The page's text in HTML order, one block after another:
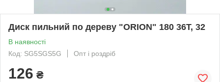
Диск пильний по дереву "ORION" 180 36Т, 32
В наявності
Код: SG5SGS5G
Опт і роздріб
126 ₴